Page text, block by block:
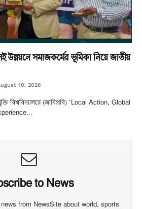
উন্নয়নে সমাজকর্মের ভূমিকা নিয়ে জাতীয়
10, 2026
বিশ্ববিদ্যালয়ে (জাবিপ্রবি) ‘Local Action, Global
to News
from NewsSite about world, sports